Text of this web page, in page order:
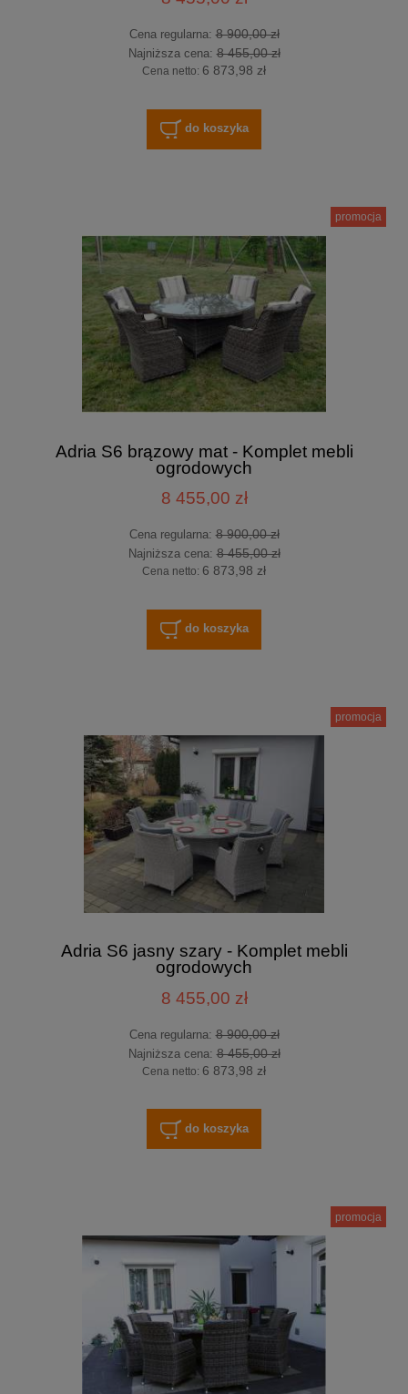
Cena regularna:8 900,00 zł
Najniższa cena:8 455,00 zł
Cena netto: 6 873,98 zł
do koszyka
Adria S6 brązowy mat - Komplet mebli
ogrodowych
8 455,00 zł
Cena regularna:8 900,00 zł
Najniższa cena:8 455,00 zł
Cena netto: 6 873,98 zł
do koszyka
promocja
Adria S6 jasny szary - Komplet mebli
ogrodowych
8 455,00 zł
Cena regularna:8 900,00 zł
Najniższa cena:8 455,00 zł
Cena netto: 6 873,98 zł
do koszyka
promocja
promocja